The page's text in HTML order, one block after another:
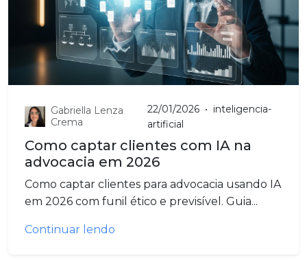
Gabriella Lenza
Crema
22/01/2026 • inteligencia-
artificial
Como captar clientes com IA na
advocacia em 2026
Como captar clientes para advocacia usando IA
em 2026 com funil ético e previsível. Guia...
Continuar lendo